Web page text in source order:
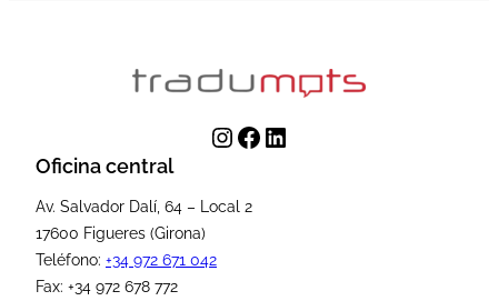
InstagramFacebook LinkedIn
Oficina central
Av. Salvador Dalí, 64 – Local 2
17600 Figueres (Girona)
Teléfono: +34 972 671 042
Fax: +34 972 678 772